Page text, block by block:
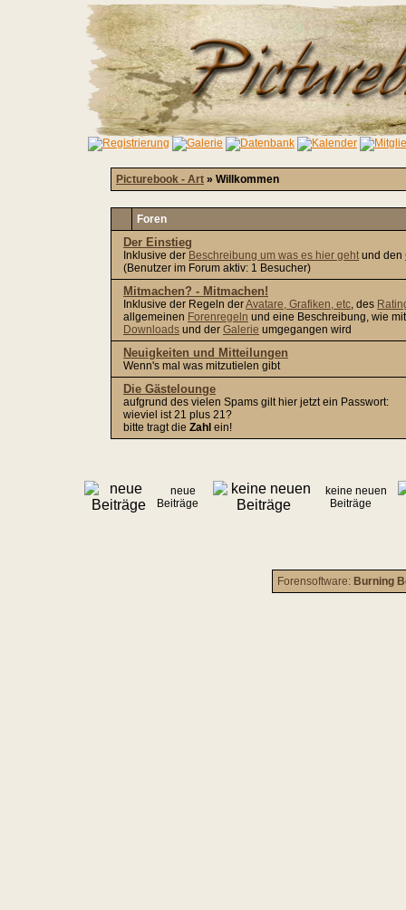
Picturebook - Art » Willkommen
Foren
Der Einstieg
Inklusive der Beschreibung um was es hier gehtund den
(Benutzer im Forum aktiv: 1 Besucher)
Mitmachen? - Mitmachen!
Inklusive der Regeln derAvatare, Grafiken, etc, des
allgemeinen Forenregeln und eine Beschreibung, wie
Downloads und der Galerie umgegangen wird
Neuigkeiten und Mitteilungen
Wenn's mal was mitzutielen gibt
Die Gästelounge
aufgrund des vielen Spams gilt hier jetzt ein Passwort:
wieviel ist 21 plus 21?
bitte tragt die Zahl ein!
neue
Beiträge
keine neuen
Beiträge
Forensoftware: Burning